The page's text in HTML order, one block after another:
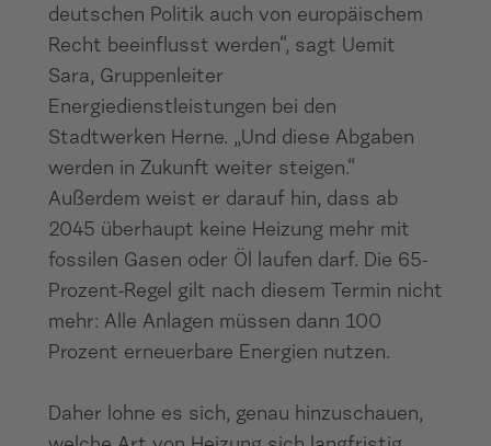
deutschen Politik auch von europäischem
Recht beeinflusst werden“, sagt Uemit
Sara, Gruppenleiter
Energiedienstleistungen bei den
Stadtwerken Herne. „Und diese Abgaben
werden in Zukunft weiter steigen.“
Außerdem weist er darauf hin, dass ab
2045 überhaupt keine Heizung mehr mit
fossilen Gasen oder Öl laufen darf. Die 65-
Prozent-Regel gilt nach diesem Termin nicht
mehr: Alle Anlagen müssen dann 100
Prozent erneuerbare Energien nutzen.
Daher lohne es sich, genau hinzuschauen,